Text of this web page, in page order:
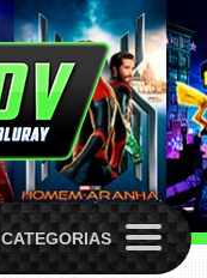
CATEGORIAS